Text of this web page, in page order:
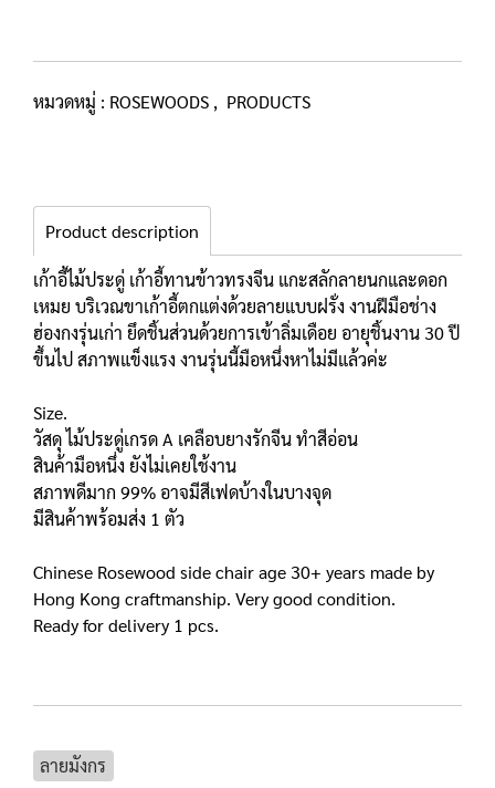
หมวดหมู่ : ROSEWOODS , PRODUCTS
Product description
เก้าอี้ไม้ประดู่ เก้าอี้ทานข้าวทรงจีน แกะสลักลายนกและดอก
เหมย บริเวณขาเก้าอี้ตกแต่งด้วยลายแบบฝรั่ง งานฝีมือช่าง
ฮ่องกงรุ่นเก่า ยึดชิ้นส่วนด้วยการเข้าลิ่มเดือย อายุชิ้นงาน 30 ปี
ขึ้นไป สภาพแข็งแรง งานรุ่นนี้มือหนึ่งหาไม่มีแล้วค่ะ
Size.
วัสดุ ไม้ประดู่เกรด A เคลือบยางรักจีน ทำสีอ่อน
สินค้ามือหนึ่ง ยังไม่เคยใช้งาน
สภาพดีมาก 99% อาจมีสีเฟดบ้างในบางจุด
มีสินค้าพร้อมส่ง 1 ตัว
Chinese Rosewood side chair age 30+ years made by
Hong Kong craftmanship. Very good condition.
Ready for delivery 1 pcs.
ลายมังกร